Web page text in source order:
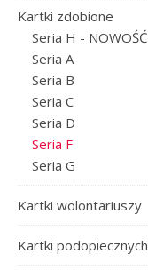
Kartki zdobione
Seria H - NOWOŚĆ
Seria A
Seria B
Seria C
Seria D
Seria F
Seria G
Kartki wolontariuszy
Kartki podopiecznych